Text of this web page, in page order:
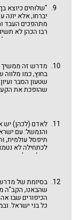
"שלוחים כיוצא
יברחו, אלא יונה
מתהפכים העבד
רבו הכהן לא
מוצא את הדרך
החודש שהיא
(ברכות סג ע"א,
נכנס לבית
מצרים" ולא
מדרש זה ממשיך
בחוץ, כמו
שטעון הסבר
שהופכת את
לאדם (לכהן) יש
והנמשל: עם
תיפסל עולמית,
לכתחילה לא
ההלכה ולא
ארונות מתים",
עבודה זרה יג
בהמה עבדים
מידם; ואם היה
שמטמא בחוצה
בסיומת של מדרש
שהבאנו, הקב"ה
הכיפורים שבו
כל בני ישראל.
את הכהן בשר